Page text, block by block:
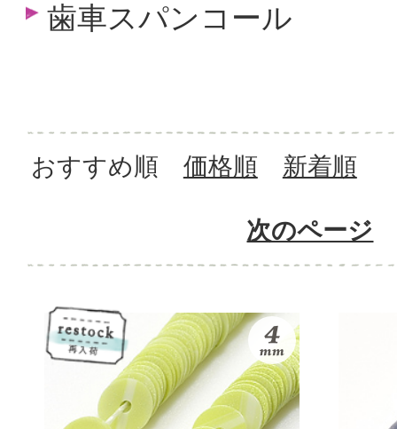
歯車スパンコール
おすすめ順 価格順 新着順
次のページ